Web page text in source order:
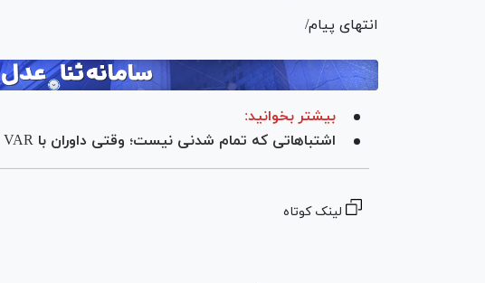
انتهای پیام/
بیشتر بخوانید:
اشتباهاتی که تمام شدنی نیست؛ وقتی داوران با VAR هم نمی‌توانند درست قضاوت کنند
لینک کوتاه